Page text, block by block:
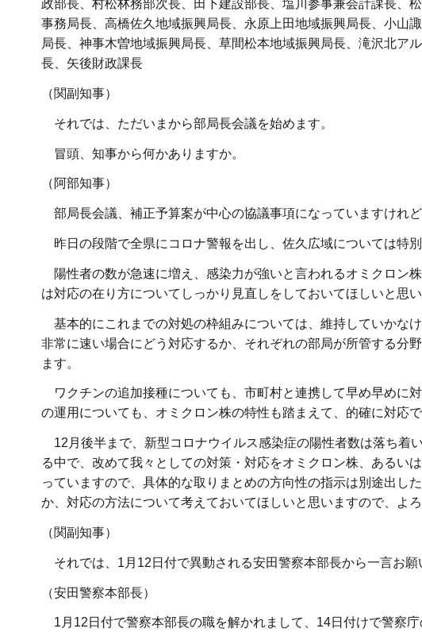
政部長、村松林務部次長、田下建設部長、塩川参事兼会計課長、
事務局長、高橋佐久地域振興局長、永原上田地域振興局長、小山
局長、神事木曽地域振興局長、草間松本地域振興局長、滝沢北ア
長、矢後財政課長
（関副知事）
それでは、ただいまから部局長会議を始めます。
冒頭、知事から何かありますか。
（阿部知事）
部局長会議、補正予算案が中心の協議事項になっていますけれ
昨日の段階で全県にコロナ警報を出し、佐久広域については特
陽性者の数が急速に増え、感染力が強いと言われるオミクロン
は対応の在り方についてしっかり見直しをしておいてほしいと思い
基本的にこれまでの対処の枠組みについては、維持していかな
非常に速い場合にどう対応するか、それぞれの部局が所管する分
ます。
ワクチンの追加接種についても、市町村と連携して早め早めに
の運用についても、オミクロン株の特性も踏まえて、的確に対応
12月後半まで、新型コロナウイルス感染症の陽性者数は落ち着
る中で、改めて我々としての対策・対応をオミクロン株、あるい
っていますので、具体的な取りまとめの方向性の指示は別途出し
か、対応の方法について考えておいてほしいと思いますので、よ
（関副知事）
それでは、1月12日付で異動される安田警察本部長から一言お願
（安田警察本部長）
1月12日付で警察本部長の職を解かれまして、14日付けで警察庁